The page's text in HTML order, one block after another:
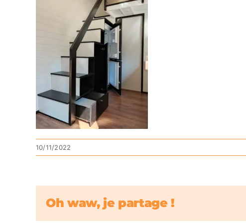
10/11/2022
Oh waw, je partage !